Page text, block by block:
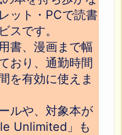
ット・PCで読書
スです。
書、漫画まで幅
おり、通勤時間
を有効に使えま
ルや、対象本が
Unlimited」も